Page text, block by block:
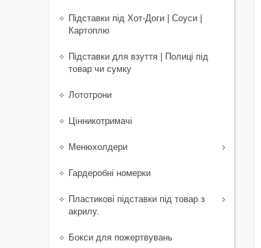
Підставки під Хот-Доги | Соуси |
Картоплю
Підставки для взуття | Полиці під
товар чи сумку
Лототрони
Цінникотримачі
Менюхолдери
Гардеробні номерки
Пластикові підставки під товар з
акрилу.
Бокси для пожертвувань